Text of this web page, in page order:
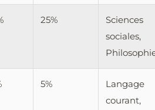
25%
Sciences
sociales,
5%
Langage
courant,